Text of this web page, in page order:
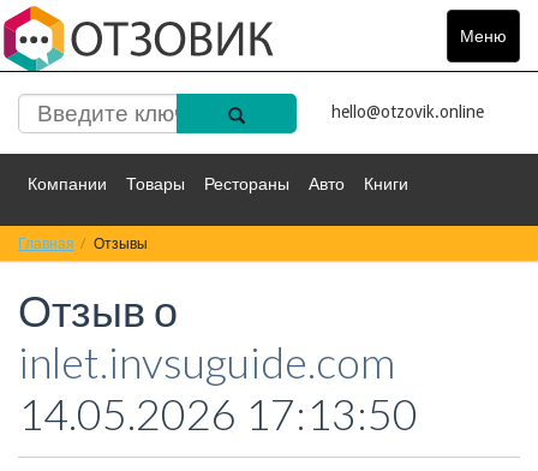
Меню
Toggle
hello@otzovik.online
Компании Товары Рестораны Авто Книги
Спорт Фильмы
Красота Здоровье
Главная Отзывы
Отзыв о
inlet.invsuguide.com
14.05.2026 17:13:50